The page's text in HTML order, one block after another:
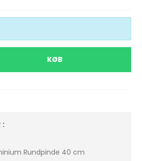
KØB
:
Rundpinde 40 cm